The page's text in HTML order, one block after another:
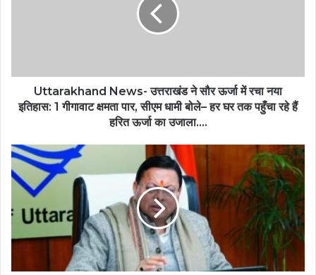
Uttarakhand News- उत्तराखंड ने सौर ऊर्जा में रचा नया
इतिहास: 1 गीगावाट क्षमता पार, सीएम धामी बोले– हर घर तक पहुँचा रहे हैं
हरित ऊर्जा का उजाला….